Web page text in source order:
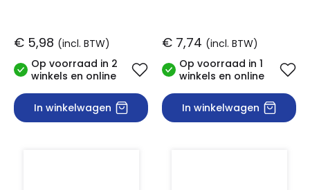
€ 5,98 (incl. BTW)
Op voorraad in 2
winkels en online
In winkelwagen
€ 7,74 (incl. BTW)
Op voorraad in 1
winkels en online
In winkelwagen